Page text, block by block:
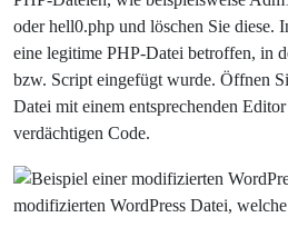
oder hell0.php und löschen Sie diese.
eine legitime PHP-Datei betroffen, in
bzw. Script eingefügt wurde. Öffnen
Datei mit einem entsprechenden
verdächtigen Code.
modifizierten WordPress Datei,